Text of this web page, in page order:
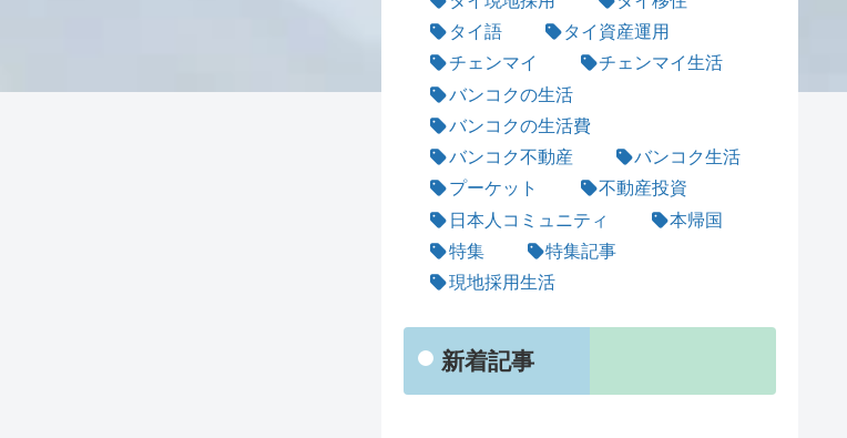
タイ語
タイ資産運用
チェンマイ
チェンマイ生活
バンコクの生活
バンコクの生活費
バンコク不動産
バンコク生活
プーケット
不動産投資
日本人コミュニティ
本帰国
特集
特集記事
現地採用生活
新着記事